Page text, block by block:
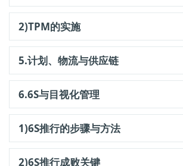
2)TPM的实施
5.计划、物流与供应链
6.6S与目视化管理
1)6S推行的步骤与方法
2)6S推行成败关键